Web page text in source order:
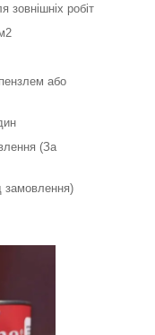
зовнішніх робіт
2
або
(За